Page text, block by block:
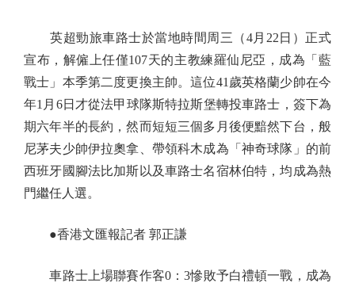
英超勁旅車路士於當地時間周三（4月22日）正式
宣布，解僱上任僅107天的主教練羅仙尼亞，成為「藍
戰士」本季第二度更換主帥。這位41歲英格蘭少帥在今
年1月6日才從法甲球隊斯特拉斯堡轉投車路士，簽下為
期六年半的長約，然而短短三個多月後便黯然下台，般
尼茅夫少帥伊拉奧拿、帶領科木成為「神奇球隊」的前
西班牙國腳法比加斯以及車路士名宿林伯特，均成為熱
門繼任人選。
●香港文匯報記者 郭正謙
車路士上場聯賽作客0：3慘敗予白禮頓一戰，成為